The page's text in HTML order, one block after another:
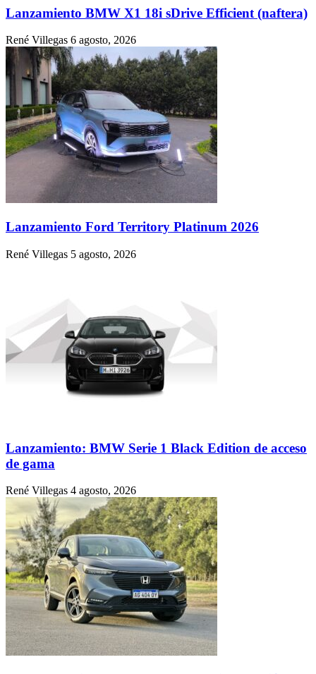
Lanzamiento BMW X1 18i sDrive Efficient (naftera)
René Villegas 6 agosto, 2026
Lanzamiento Ford Territory Platinum 2026
René Villegas 5 agosto, 2026
Lanzamiento: BMW Serie 1 Black Edition de acceso
de gama
René Villegas 4 agosto, 2026